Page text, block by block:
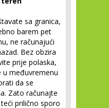
sa granica,
barem pet
ne računajući
Bez obzira
prije polaska,
u međuvremenu
da se
Zato računajte
prilično sporo